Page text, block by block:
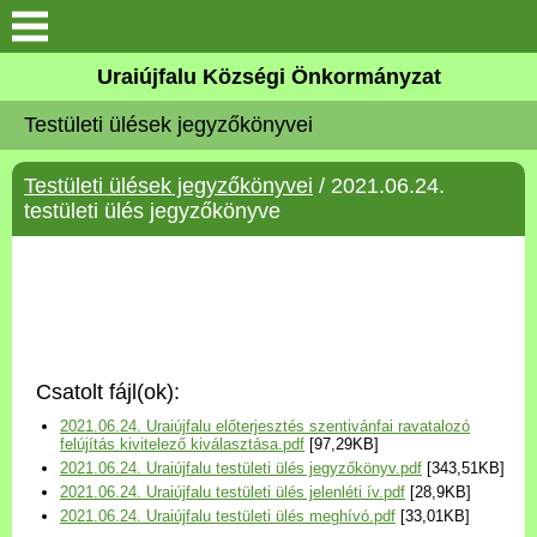
Köszöntő
Elérhetőségek
Uraiújfalu
Választási információk
Versenyképes Járások
Program
Uraiújfalu Községi Önkormányzat
Testületi ülések jegyzőkönyvei
Testületi ülések jegyzőkönyvei / 2021.06.24.
testületi ülés jegyzőkönyve
Csatolt fájl(ok):
2021.06.24. Uraiújfalu előterjesztés szentivánfai ravatalozó
felújítás kivitelező kiválasztása.pdf [97,29KB]
2021.06.24. Uraiújfalu testületi ülés jegyzőkönyv.pdf [343,51KB]
2021.06.24. Uraiújfalu testületi ülés jelenléti ív.pdf [28,9KB]
2021.06.24. Uraiújfalu testületi ülés meghívó.pdf [33,01KB]